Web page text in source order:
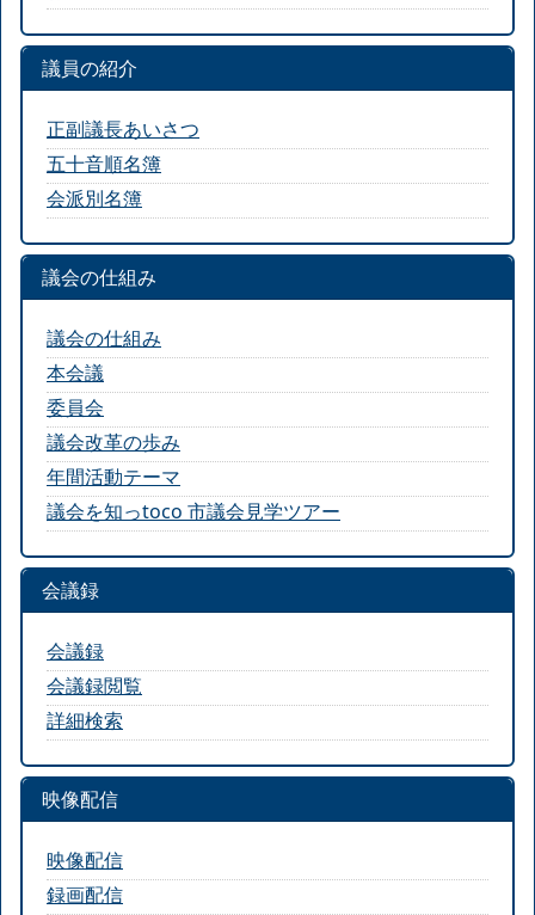
議員の紹介
正副議長あいさつ
五十音順名簿
会派別名簿
議会の仕組み
議会の仕組み
本会議
委員会
議会改革の歩み
年間活動テーマ
議会を知っtoco 市議会見学ツアー
会議録
会議録
会議録閲覧
詳細検索
映像配信
映像配信
録画配信